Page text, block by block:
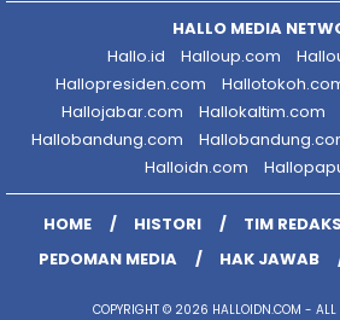
HALLO MEDIA
Hallo.id
Halloup.com
Hallopresiden.com
Hallojabar.com
Hallokaltim.com
Hallobandung.com
Halloidn.com
HOME HISTORI TIM
PEDOMAN MEDIA
HAK JAWAB
COPYRIGHT © 2026 HALLOIDN.COM - ALL